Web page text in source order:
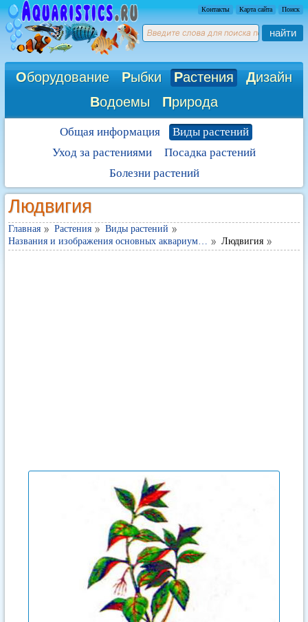
Контакты Карта сайта Поиск
найти
Оборудование Рыбки Растения Дизайн
Водоемы Природа
Общая информация
Виды растений
Уход за растениями
Посадка растений
Болезни растений
Людвигия
Главная Растения
Виды растений
Названия и изображения основных аквариум…
Людвигия